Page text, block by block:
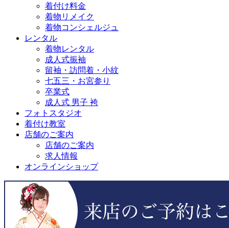
着付け料金
着物リメイク
着物コンシェルジュ
レンタル
着物レンタル
成人式振袖
留袖・訪問着・小紋
七五三・お宮参り
卒業式
成人式 男子 袴
フォトスタジオ
着付け教室
店舗のご案内
店舗のご案内
求人情報
オンラインショップ